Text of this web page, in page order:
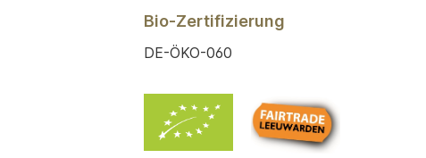
Bio-Zertifizierung
DE-ÖKO-060